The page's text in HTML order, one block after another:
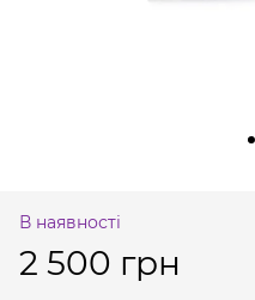
В наявності
2 500 грн